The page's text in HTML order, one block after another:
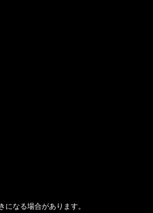
なる場合があります。